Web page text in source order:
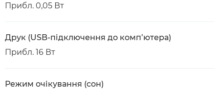
Прибл. 0,05 Вт
Друк (USB-підключення до комп’ютера)
Прибл. 16 Вт
Режим очікування (cон)